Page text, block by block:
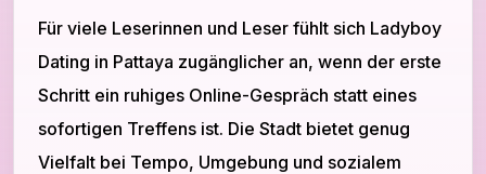
Für viele Leserinnen und Leser fühlt sich Ladyboy
Dating in Pattaya zugänglicher an, wenn der erste
Schritt ein ruhiges Online-Gespräch statt eines
sofortigen Treffens ist. Die Stadt bietet genug
Vielfalt bei Tempo, Umgebung und sozialem